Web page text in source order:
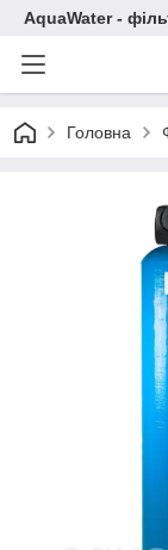
AquaWater -
Головна